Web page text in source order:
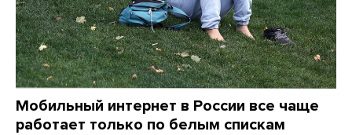
Мобильный интернет в России все чаще
работает только по белым спискам